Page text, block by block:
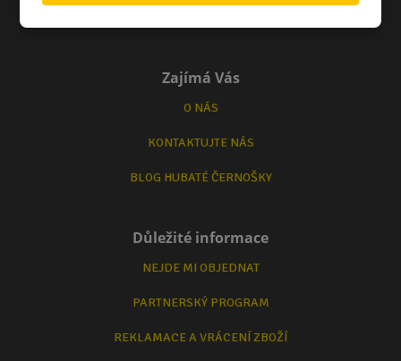
Zajímá Vás
O NÁS
KONTAKTUJTE NÁS
BLOG HUBATÉ ČERNOŠKY
Důležité informace
NEJDE MI OBJEDNAT
PARTNERSKÝ PROGRAM
REKLAMACE A VRÁCENÍ ZBOŽÍ